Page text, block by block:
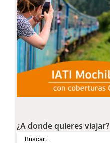
¿A donde quieres viajar?
Buscar: